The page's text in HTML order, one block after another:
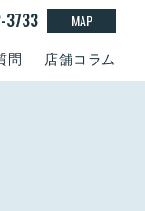
問 店舗コラム
3733 MAP